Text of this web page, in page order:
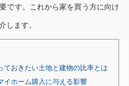
です。これから家を買う方に向け
します。
ておきたい土地と建物の比率とは
イホーム購入に与える影響